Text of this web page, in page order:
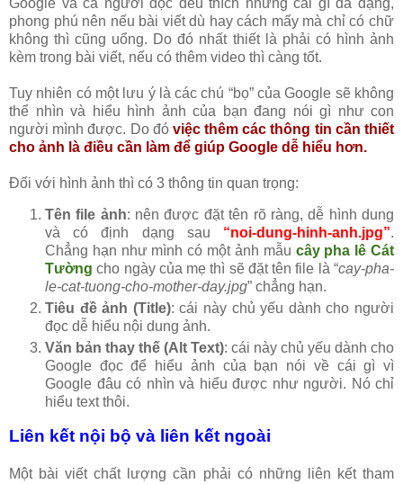
phong phú nên nếu bài viết dù hay cách mấy mà chỉ có chữ
không thì cũng uổng. Do đó nhất thiết là phải có hình ảnh
kèm trong bài viết, nếu có thêm video thì càng tốt.
Tuy nhiên có một lưu ý là các chú “bọ” của Google sẽ không
thể nhìn và hiểu hình ảnh của bạn đang nói gì như con
người mình được. Do đó việc thêm các thông tin cần thiết
cho ảnh là điều cần làm để giúp Google dễ hiểu hơn.
Đối với hình ảnh thì có 3 thông tin quan trọng:
Tên file ảnh: nên được đặt tên rõ ràng, dễ hình dung
và có định dạng sau “noi-dung-hinh-anh.jpg”.
Chẳng hạn như mình có một ảnh mẫu cây pha lê Cát
Tường cho ngày của mẹ thì sẽ đặt tên file là “cay-pha-
le-cat-tuong-cho-mother-day.jpg” chẳng hạn.
Tiêu đề ảnh (Title): cái này chủ yếu dành cho người
đọc dễ hiểu nội dung ảnh.
Văn bản thay thế (Alt Text): cái này chủ yếu dành cho
Google đọc để hiểu ảnh của bạn nói về cái gì vì
Google đâu có nhìn và hiểu được như người. Nó chỉ
hiểu text thôi.
Liên kết nội bộ và liên kết ngoài
Một bài viết chất lượng cần phải có những liên kết tham